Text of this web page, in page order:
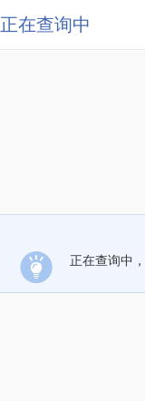
正在查询中
正在查询中